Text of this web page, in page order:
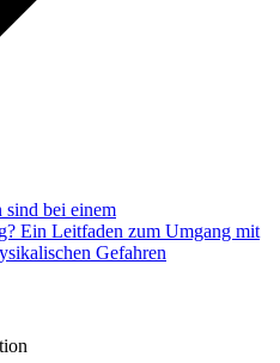
sind bei einem
Ein Leitfaden zum Umgang mit
Gefahren